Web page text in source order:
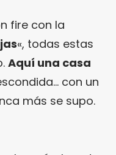
fire con la
«, todas estas
Aquí una casa
con un
más se supo.